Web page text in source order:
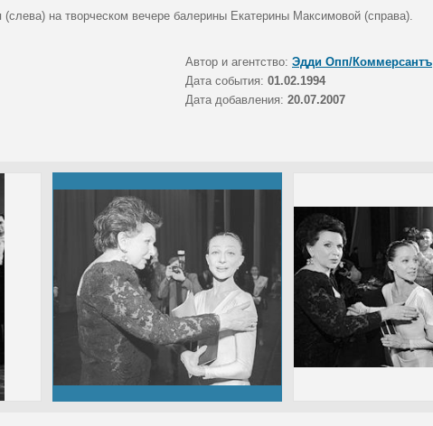
на творческом вечере балерины Екатерины Максимовой (справа).
Автор и агентство: Эдди Опп/Коммерсантъ
Дата события: 01.02.1994
Дата добавления: 20.07.2007